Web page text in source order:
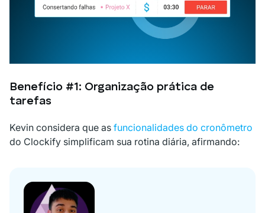
Benefício #1: Organização prática de
tarefas
Kevin considera que as funcionalidades do cronômetro
do Clockify simplificam sua rotina diária, afirmando: